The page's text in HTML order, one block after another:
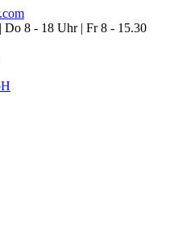
8 - 18 Uhr | Fr 8 - 15.30